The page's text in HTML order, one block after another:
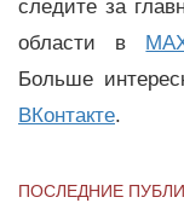
следите за
области в
Больше
ВКонтакте.
ПОСЛЕДНИЕ